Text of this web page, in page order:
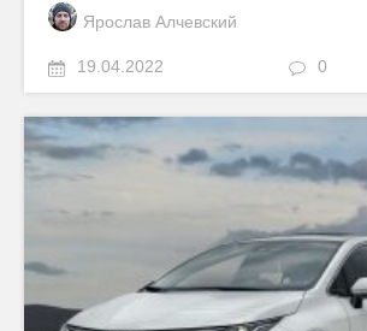
Ярослав Алчевский
19.04.2022 0